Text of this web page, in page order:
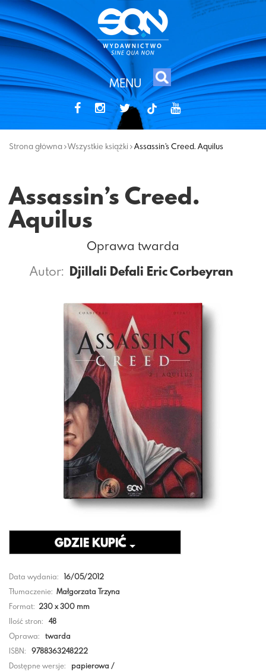
MENU
tiktok
Strona główna Wszystkie książki Assassin’s Creed. Aquilus
Assassin’s Creed.
Aquilus
Oprawa twarda
Autor: Djillali Defali Eric Corbeyran
Data wydania:
16/05/2012
Tłumaczenie: Małgorzata Trzyna
Format: 230 x 300 mm
Ilość stron:
48
Oprawa:
twarda
ISBN:
9788363248222
Dostępne wersje:
papierowa /
GDZIE KUPIĆ